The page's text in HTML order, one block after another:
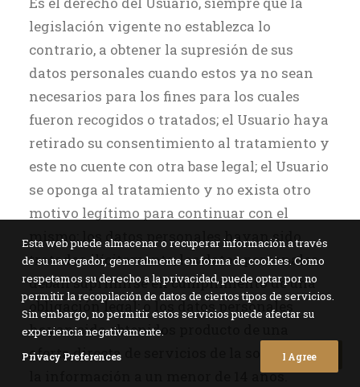
legislación vigente no establezca lo
contrario, a obtener la supresión de sus
datos personales cuando estos ya no sean
necesarios para los fines para los cuales
fueron recogidos o tratados; el Usuario haya
retirado su consentimiento al tratamiento y
este no cuente con otra base legal; el Usuario
se oponga al tratamiento y no exista otro
motivo legítimo para continuar con el
mismo; los datos personales hayan sido
tratados ilícitamente; los datos personales
deban suprimirse en cumplimiento de una
obligación legal; o los datos personales
hayan sido obtenidos producto de una
oferta directa de servicios de la sociedad de
la información a un menor de 14 años.
Esta web puede almacenar o recuperar información a través
de su navegador, generalmente en forma de cookies. Como
respetamos su derecho a la privacidad, puede optar por no
permitir la recopilación de datos de ciertos tipos de servicios.
Sin embargo, no permitir estos servicios puede afectar su
experiencia negativamente.
Privacy Preferences I Agree